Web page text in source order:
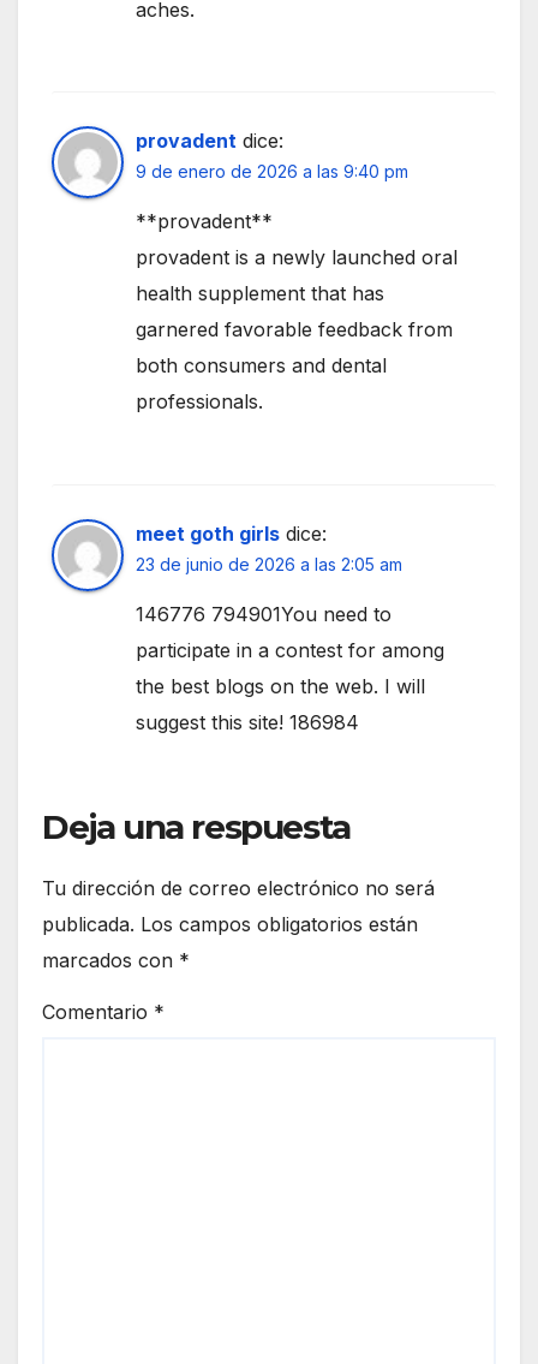
aches.
provadent dice:
9 de enero de 2026 a las 9:40 pm
**provadent**
provadent is a newly launched oral
health supplement that has
garnered favorable feedback from
both consumers and dental
professionals.
meet goth girls dice:
23 de junio de 2026 a las 2:05 am
146776 794901You need to
participate in a contest for among
the best blogs on the web. I will
suggest this site! 186984
Deja una respuesta
Tu dirección de correo electrónico no será
publicada. Los campos obligatorios están
marcados con *
Comentario *